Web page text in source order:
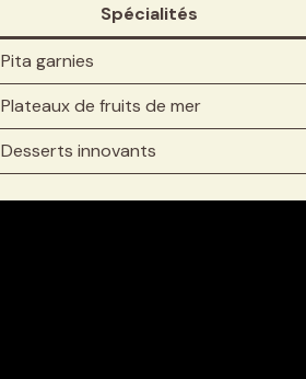
Spécialités
Pita garnies
Plateaux de fruits de mer
Desserts innovants